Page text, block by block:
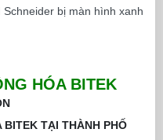
bị màn hình xanh
HÓA BITEK
TẠI THÀNH PHỐ